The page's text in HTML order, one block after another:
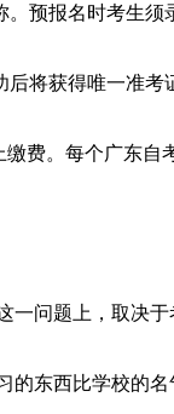
预报名时考生须
将获得唯一准考
费。每个广东自
问题上，取决
东西比学校的名